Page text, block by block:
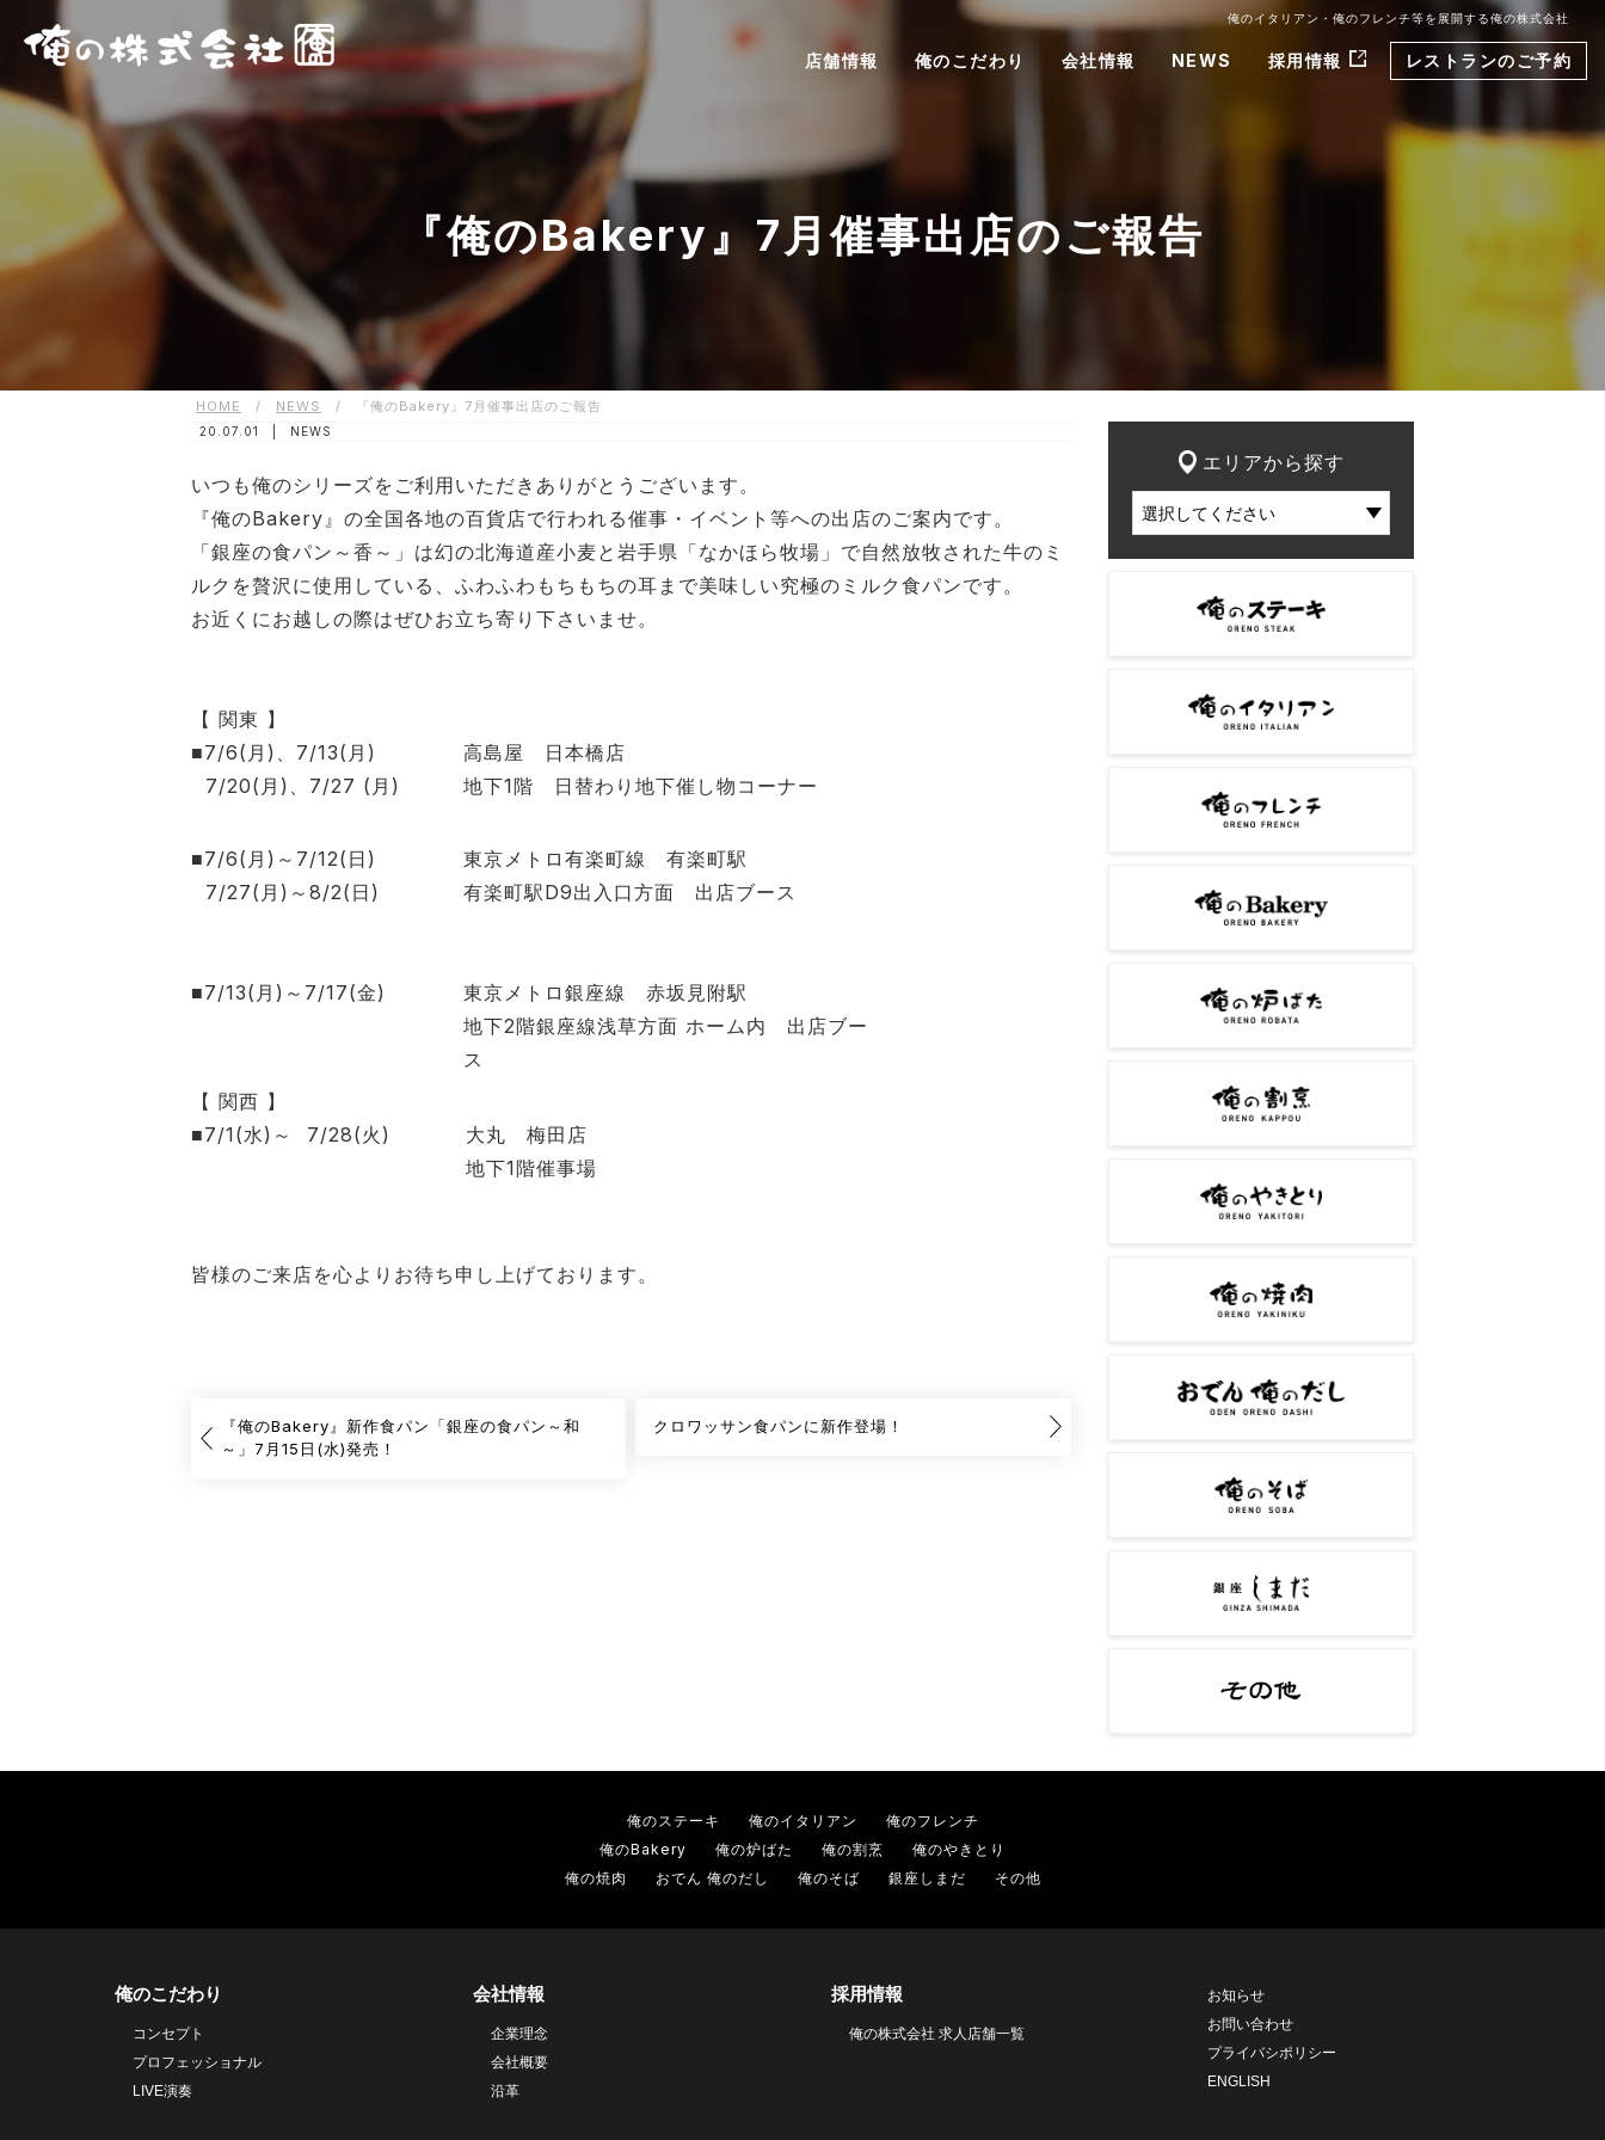
俺のイタリアン・俺のフレンチ等を展開する俺の株式会社
店舗情報 俺のこだわり 会社情報 NEWS 採用情報 レストランのご予約
『俺のBakery』7月催事出店のご報告
HOME / NEWS / 『俺のBakery』7月催事出店のご報告
20.07.01 | NEWS
いつも俺のシリーズをご利用いただきありがとうございます。
『俺のBakery』の全国各地の百貨店で行われる催事・イベント等への出店のご案内です。
「銀座の食パン～香～」は幻の北海道産小麦と岩手県「なかほら牧場」で自然放牧された牛のミ
ルクを贅沢に使用している、ふわふわもちもちの耳まで美味しい究極のミルク食パンです。
お近くにお越しの際はぜひお立ち寄り下さいませ。
【 関東 】
■7/6( 月 ) 、 7/13( 月 )
7/20( 月 ) 、 7/27 ( 月 )
高島屋 日本橋店
地下1階 日替わり地下催し物コーナー
■7/6(月)～7/12(日)
7/27( 月 ) ～ 8/2( 日 )
東京メトロ有楽町線 有楽町駅
有楽町駅D9出入口方面 出店ブース
■7/13(月)～7/17(金)
東京メトロ銀座線 赤坂見附駅
地下2階銀座線浅草方面 ホーム内 出店ブー
ス
【 関西 】
■7/1(水)～ 7/28(火)
大丸 梅田店
地下1階催事場
皆様のご来店を心よりお待ち申し上げております。
『俺のBakery』新作食パン「銀座の食パン～和
～」7月15日(水)発売！
クロワッサン食パンに新作登場！
エリアから探す
俺のステーキ 俺のイタリアン
俺のフレンチ
俺のBakery
俺の炉ばた 俺の割烹
俺のやきとり
俺の焼肉
おでん 俺のだし 俺のそば 銀座しまだ その他
俺のこだわり
コンセプト
プロフェッショナル
LIVE演奏
会社情報
企業理念
会社概要
沿革
採用情報
俺の株式会社 求人店舗一覧
お知らせ
お問い合わせ
プライバシポリシー
ENGLISH